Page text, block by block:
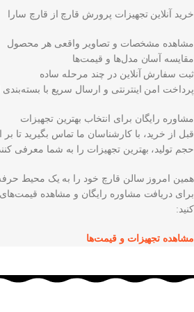
خرید آنلاین تجهیزات پرورش قارچ از قارچ سارا
مشاهده مشخصات و تصاویر واقعی هر محصول
مقایسه آسان مدل‌ها و قیمت‌ها
ثبت سفارش آنلاین در چند مرحله ساده
پرداخت امن اینترنتی و ارسال سریع با بسته‌بندی
مشاوره رایگان برای انتخاب بهترین تجهیزات
قبل از خرید، با کارشناسان ما تماس بگیرید تا
حجم تولید، بهترین تجهیزات را به شما معرفی
همین امروز سالن قارچ خود را به یک محیط
برای دریافت مشاوره رایگان و مشاهده
کنید:
مشاهده تجهیزات و قیمت‌ها